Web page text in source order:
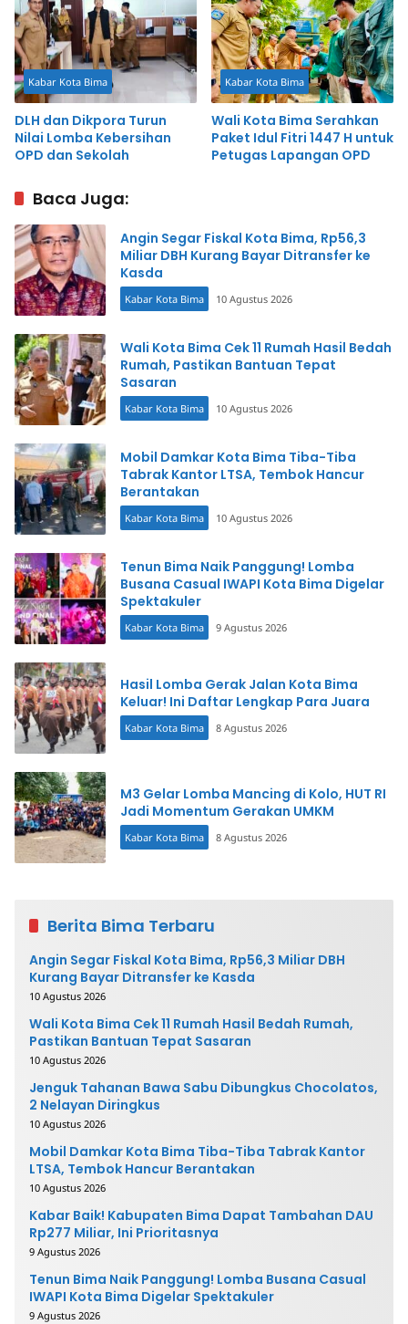
Kabar Kota Bima
DLH dan Dikpora Turun
Nilai Lomba Kebersihan
OPD dan Sekolah
Kabar Kota Bima
Wali Kota Bima Serahkan
Paket Idul Fitri 1447 H untuk
Petugas Lapangan OPD
Baca Juga:
Angin Segar Fiskal Kota Bima, Rp56,3
Miliar DBH Kurang Bayar Ditransfer ke
Kasda
Kabar Kota Bima 10 Agustus 2026
Wali Kota Bima Cek 11 Rumah Hasil Bedah
Rumah, Pastikan Bantuan Tepat
Sasaran
Kabar Kota Bima 10 Agustus 2026
Mobil Damkar Kota Bima Tiba-Tiba
Tabrak Kantor LTSA, Tembok Hancur
Berantakan
Kabar Kota Bima 10 Agustus 2026
Tenun Bima Naik Panggung! Lomba
Busana Casual IWAPI Kota Bima Digelar
Spektakuler
Kabar Kota Bima 9 Agustus 2026
Hasil Lomba Gerak Jalan Kota Bima
Keluar! Ini Daftar Lengkap Para Juara
Kabar Kota Bima 8 Agustus 2026
M3 Gelar Lomba Mancing di Kolo, HUT RI
Jadi Momentum Gerakan UMKM
Kabar Kota Bima 8 Agustus 2026
Berita Bima Terbaru
Angin Segar Fiskal Kota Bima, Rp56,3 Miliar DBH
Kurang Bayar Ditransfer ke Kasda
10 Agustus 2026
Wali Kota Bima Cek 11 Rumah Hasil Bedah Rumah,
Pastikan Bantuan Tepat Sasaran
10 Agustus 2026
Jenguk Tahanan Bawa Sabu Dibungkus Chocolatos,
2 Nelayan Diringkus
10 Agustus 2026
Mobil Damkar Kota Bima Tiba-Tiba Tabrak Kantor
LTSA, Tembok Hancur Berantakan
10 Agustus 2026
Kabar Baik! Kabupaten Bima Dapat Tambahan DAU
Rp277 Miliar, Ini Prioritasnya
9 Agustus 2026
Tenun Bima Naik Panggung! Lomba Busana Casual
IWAPI Kota Bima Digelar Spektakuler
9 Agustus 2026